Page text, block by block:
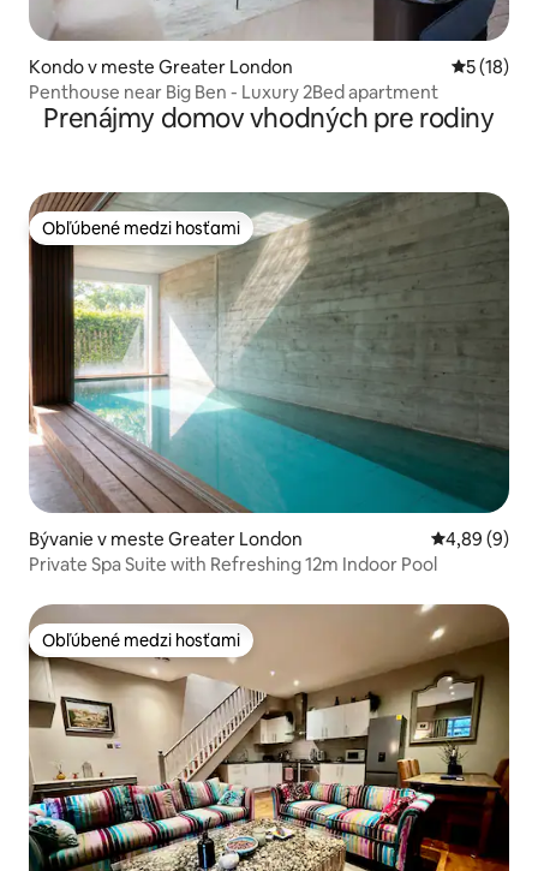
Kondo v meste Greater London
5 (18)
Penthouse near Big Ben - Luxury 2Bed apartment
Prenájmy domov vhodných pre rodiny
Obľúbené medzi hosťami
Obľúbené medzi hosťami
Bývanie v meste Greater London Priemerné
4,89 (9)
Private Spa Suite with Refreshing 12m Indoor Pool
Obľúbené medzi hosťami
Obľúbené medzi hosťami